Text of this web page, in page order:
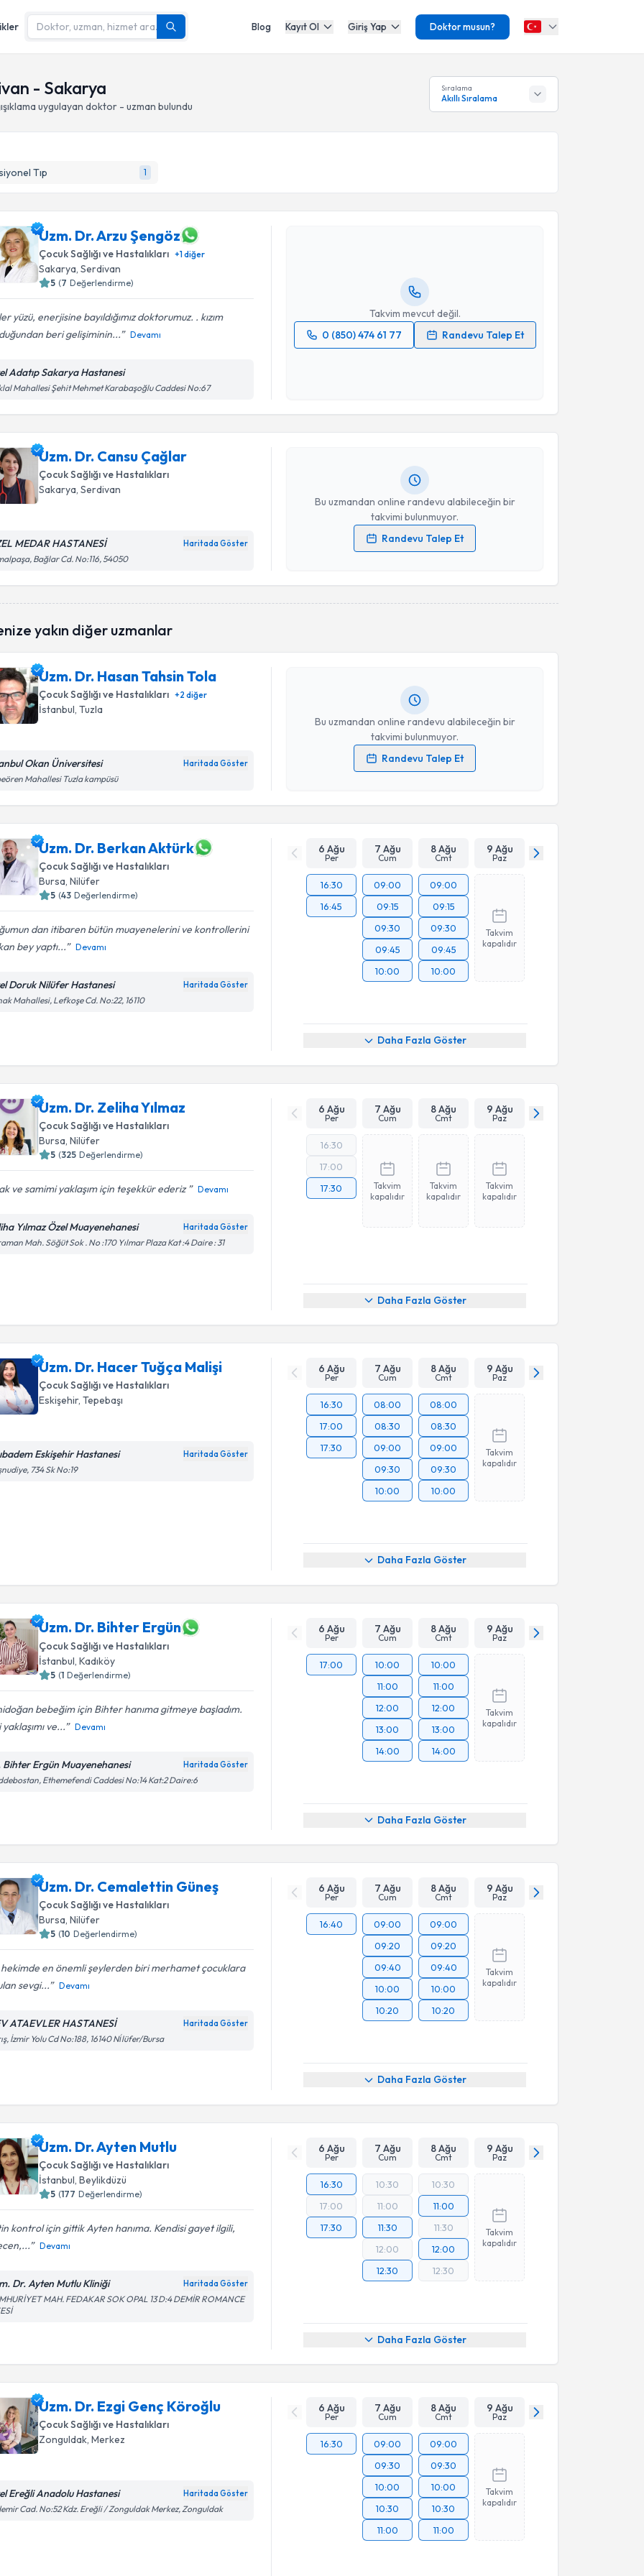
Blog Kayıt Ol Giriş Yap Doktor musun?
- Sakarya
uygulayan doktor - uzman bulundu
Sıralama
Akıllı Sıralama
Tıp 1
Uzm. Dr. Arzu Şengöz
Çocuk Sağlığı ve Hastalıkları +1diğer
Sakarya, Serdivan
5 (7 Değerlendirme)
yüzü, enerjisine bayıldığımız doktorumuz. . kızım
beri gelişiminin...
Devamı
Adatıp Sakarya Hastanesi
Mahallesi Şehit Mehmet Karabaşoğlu Caddesi No:67
Takvim mevcut değil.
0 (850) 474 61 77
Randevu Talep Et
Uzm. Dr. Arzu Şengöz
Takvim Talebini Gönder
Uzm. Dr. Cansu Çağlar
Çocuk Sağlığı ve Hastalıkları
Sakarya, Serdivan
MEDAR HASTANESİ Haritada Göster
Bağlar Cd. No:116, 54050
Bu uzmandan online randevu alabileceğin bir
takvimi bulunmuyor.
Randevu Talep Et
Kişisel verilerimin işlenmesine ilişkinAydınlatma Metni
işlenmesini kabul ediyorum.
yakın diğer uzmanlar
Uzm. Dr. Hasan Tahsin Tola
Çocuk Sağlığı ve Hastalıkları +2 diğer
İstanbul, Tuzla
Okan Üniversitesi Haritada Göster
Mahallesi Tuzla kampüsü
Bu uzmandan online randevu alabileceğin bir
takvimi bulunmuyor.
Randevu Talep Et
Kişisel verilerimin işlenmesine ilişkinAydınlatma Metni
işlenmesini kabul ediyorum.
Takvim Talebini Gönder
Uzm. Dr. Berkan Aktürk
Çocuk Sağlığı ve Hastalıkları
Bursa, Nilüfer
5 (43 Değerlendirme)
dan itibaren bütün muayenelerini ve kontrollerini
bey yaptı...
Devamı
Doruk Nilüfer Hastanesi Haritada Göster
Mahallesi, Lefkoşe Cd. No:22, 16110
6 Ağu
Per
7 Ağu
Cum
8 Ağu
Cmt
9 Ağu
Paz
16:30
16:45
09:00
09:15
09:30
09:45
10:00
09:00
09:15
09:30
09:45
10:00
Takvim
kapalıdır
Daha Fazla Göster
Uzm. Dr. Zeliha Yılmaz
Çocuk Sağlığı ve Hastalıkları
Bursa , Nilüfer
5 (325 Değerlendirme)
ve samimi yaklaşım için teşekkür ederiz Devamı
Yılmaz Özel Muayenehanesi Haritada Göster
Mah. Söğüt Sok . No :170 Yılmar Plaza Kat :4 Daire : 31
6 Ağu
Per
7 Ağu
Cum
8 Ağu
Cmt
9 Ağu
Paz
16:30
17:00
17:30
Takvim
kapalıdır
Takvim
kapalıdır
Takvim
kapalıdır
Daha Fazla Göster
Uzm. Dr. Hacer Tuğça Malişi
Çocuk Sağlığı ve Hastalıkları
Eskişehir, Tepebaşı
Eskişehir Hastanesi Haritada Göster
734 Sk No:19
6 Ağu
Per
7 Ağu
Cum
8 Ağu
Cmt
9 Ağu
Paz
16:30
17:00
17:30
08:00
08:30
09:00
09:30
10:00
08:00
08:30
09:00
09:30
10:00
Takvim
kapalıdır
Daha Fazla Göster
Uzm. Dr. Bihter Ergün
Çocuk Sağlığı ve Hastalıkları
İstanbul , Kadıköy
5 (1 Değerlendirme)
bebeğim için Bihter hanıma gitmeye başladım.
yaklaşımı ve...
Devamı
Bihter Ergün Muayenehanesi Haritada Göster
Ethemefendi Caddesi No:14 Kat:2 Daire:6
6 Ağu
Per
7 Ağu
Cum
8 Ağu
Cmt
9 Ağu
Paz
17:00
10:00
11:00
12:00
13:00
14:00
10:00
11:00
12:00
13:00
14:00
Takvim
kapalıdır
Daha Fazla Göster
Uzm. Dr. Cemalettin Güneş
Çocuk Sağlığı ve Hastalıkları
Bursa, Nilüfer
5 (10 Değerlendirme)
en önemli şeylerden biri merhamet çocuklara
sevgi...
Devamı
ATAEVLER HASTANESİ Haritada Göster
İzmir Yolu Cd No:188, 16140 Ni̇lüfer/Bursa
6 Ağu
Per
7 Ağu
Cum
8 Ağu
Cmt
9 Ağu
Paz
16:40
09:00
09:20
09:40
10:00
10:20
09:00
09:20
09:40
10:00
10:20
Takvim
kapalıdır
Daha Fazla Göster
Uzm. Dr. Ayten Mutlu
Çocuk Sağlığı ve Hastalıkları
İstanbul , Beylikdüzü
5 (177 Değerlendirme)
kontrol için gittik Ayten hanıma. Kendisi gayet ilgili,
Devamı
Dr. Ayten Mutlu Kliniği Haritada Göster
MAH. FEDAKAR SOK OPAL 13 D:4 DEMİR ROMANCE
6 Ağu
Per
7 Ağu
Cum
8 Ağu
Cmt
9 Ağu
Paz
16:30
17:00
17:30
10:30
11:00
11:30
12:00
12:30
10:30
11:00
11:30
12:00
12:30
Takvim
kapalıdır
Daha Fazla Göster
Uzm. Dr. Ezgi Genç Köroğlu
Çocuk Sağlığı ve Hastalıkları
Zonguldak, Merkez
Ereğli Anadolu Hastanesi Haritada Göster
Cad. No:52 Kdz. Ereğli / Zonguldak Merkez, Zonguldak
6 Ağu
Per
7 Ağu
Cum
8 Ağu
Cmt
9 Ağu
Paz
16:30
09:00
09:30
10:00
10:30
11:00
09:00
09:30
10:00
10:30
11:00
Takvim
kapalıdır